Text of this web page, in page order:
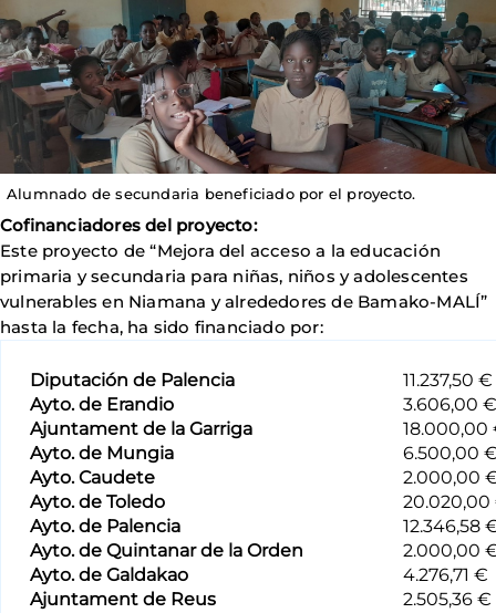
Alumnado de secundaria beneficiado por el proyecto.
Cofinanciadores del proyecto:
Este proyecto de “Mejora del acceso a la educación
primaria y secundaria para niñas, niños y adolescentes
vulnerables en Niamana y alrededores de Bamako-MALÍ”
hasta la fecha, ha sido financiado por:
Diputación de Palencia
11.237,50 €
Ayto. de Erandio
3.606,00 €
Ajuntament de la Garriga
18.000,00
Ayto. de Mungia
6.500,00
Ayto. Caudete
2.000,00
Ayto. de Toledo
Ayto. de Palencia
12.346,58
Ayto. de Quintanar de la Orden
2.000,00
Ayto. de Galdakao
4.276,71 €
Ajuntament de Reus
2.505,36 €